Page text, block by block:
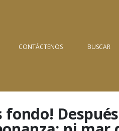
CONTÁCTENOS BUSCAR
fondo!